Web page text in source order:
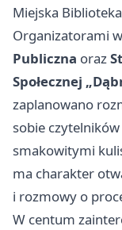
Miejska
Organizatorami
Publiczna oraz
Społecznej
zaplanowano
sobie
smakowitymi
ma charakter
i rozmowy o
W centum